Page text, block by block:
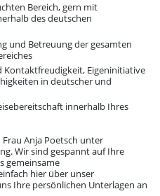
Bereich, gern mit
des deutschen
und Betreuung der gesamten
Eigeninitiative
in deutscher und
innerhalb Ihres
Anja Poetsch unter
Wir sind gespannt auf Ihre
gemeinsame
hier über unser
Ihre persönlichen Unterlagen an